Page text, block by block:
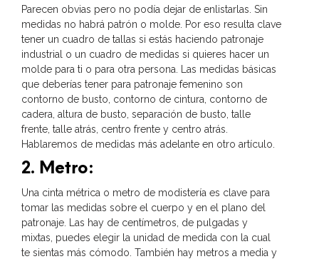
Parecen obvias pero no podía dejar de enlistarlas. Sin
medidas no habrá patrón o molde. Por eso resulta clave
tener un cuadro de tallas si estás haciendo patronaje
industrial o un cuadro de medidas si quieres hacer un
molde para ti o para otra persona. Las medidas básicas
que deberías tener para patronaje femenino son
contorno de busto, contorno de cintura, contorno de
cadera, altura de busto, separación de busto, talle
frente, talle atrás, centro frente y centro atrás.
Hablaremos de medidas más adelante en otro artículo.
2. Metro:
Una cinta métrica o metro de modistería es clave para
tomar las medidas sobre el cuerpo y en el plano del
patronaje. Las hay de centímetros, de pulgadas y
mixtas, puedes elegir la unidad de medida con la cual
te sientas más cómodo. También hay metros a media y